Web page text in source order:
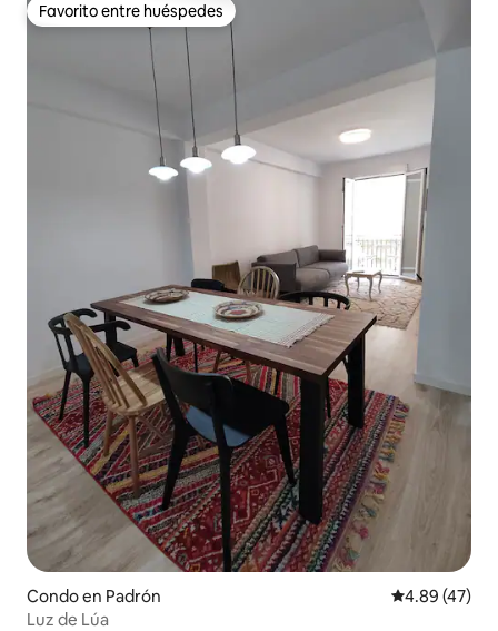
Favorito entre huéspedes
Favorito entre huéspedes
Condo en Padrón Calificación
4.89 (47)
Luz de Lúa